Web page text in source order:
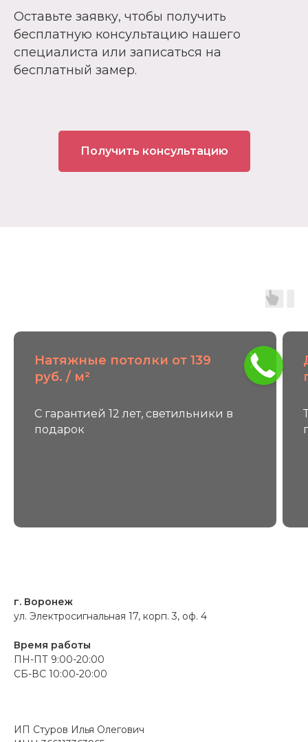
Оставьте заявку, чтобы получить
бесплатную консультацию нашего
специалиста или записаться на
бесплатный замер.
Получить консультацию
Натяжные потолки от 139
руб. / м²
С гарантией 12 лет, светильники в
подарок
г. Воронеж
ул. Электросигнальная 17, корп. 3, оф. 4
Время работы
ПН-ПТ 9:00-20:00
СБ-ВС 10:00-20:00
ИП Стуров Илья Олегович